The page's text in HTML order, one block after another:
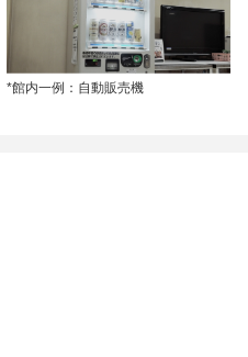
*館内一例：自動販売機